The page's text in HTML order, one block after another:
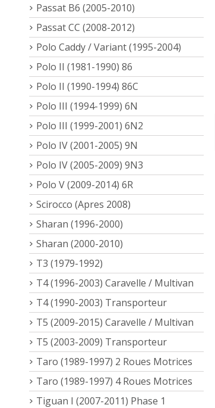
Passat B6 (2005-2010)
Passat CC (2008-2012)
Polo Caddy / Variant (1995-2004)
Polo II (1981-1990) 86
Polo II (1990-1994) 86C
Polo III (1994-1999) 6N
Polo III (1999-2001) 6N2
Polo IV (2001-2005) 9N
Polo IV (2005-2009) 9N3
Polo V (2009-2014) 6R
Scirocco (Apres 2008)
Sharan (1996-2000)
Sharan (2000-2010)
T3 (1979-1992)
T4 (1996-2003) Caravelle / Multivan
T4 (1990-2003) Transporteur
T5 (2009-2015) Caravelle / Multivan
T5 (2003-2009) Transporteur
Taro (1989-1997) 2 Roues Motrices
Taro (1989-1997) 4 Roues Motrices
Tiguan I (2007-2011) Phase 1